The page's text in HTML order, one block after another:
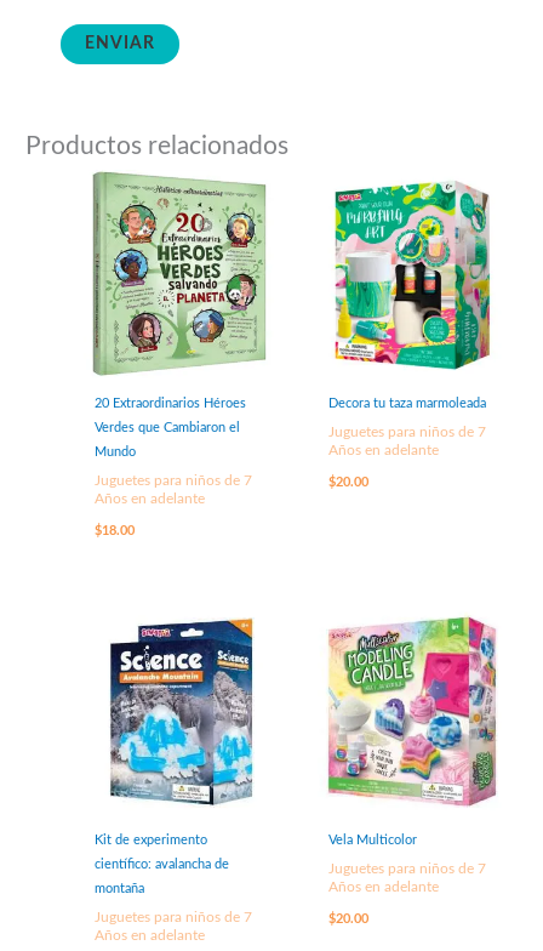
Productos relacionados
20 Extraordinarios Héroes
Verdes que Cambiaron el
Mundo
Juguetes para niños de 7
Años en adelante
$18.00
Decora tu taza marmoleada
Juguetes para niños de 7
Años en adelante
$20.00
Kit de experimento
científico: avalancha de
montaña
Juguetes para niños de 7
Años en adelante
Vela Multicolor
Juguetes para niños de 7
Años en adelante
$20.00